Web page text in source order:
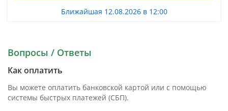
Ближайшая 12.08.2026 в 12:00
Вопросы / Ответы
Как оплатить
Вы можете оплатить банковской картой или с помощью
системы быстрых платежей (СБП).